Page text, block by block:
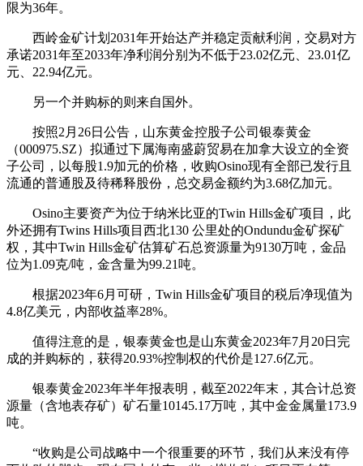
限为36年。
西岭金矿计划2031年开始达产并稳定贡献利润，交易对方
承诺2031年至2033年净利润分别为不低于23.02亿元、23.01亿
元、22.94亿元。
另一个并购标的则来自国外。
按照2月26日公告，山东黄金控股子公司银泰黄金
（000975.SZ）拟通过下属海南盛蔚贸易在加拿大设立的全资
子公司，以每股1.9加元的价格，收购Osino现有全部已发行且
流通的普通股及待稀释股份，总交易金额约为3.68亿加元。
Osino主要资产为位于纳米比亚的Twin Hills金矿项目，此
外还拥有Twins Hills项目西北130 公里处的Ondundu金矿探矿
权，其中Twin Hills金矿估算矿石总资源量为9130万吨，金品
位为1.09克/吨，金含量为99.21吨。
根据2023年6月可研，Twin Hills金矿项目的税后净现值为
4.8亿美元，内部收益率28%。
值得注意的是，银泰黄金也是山东黄金2023年7月20日完
成的并购标的，获得20.93%控制权的代价是127.6亿元。
银泰黄金2023年半年报表明，截至2022年末，其合计总资
源量（含地表存矿）矿石量10145.17万吨，其中金金属量173.9
吨。
“收购是公司战略中一个很重要的环节，我们从来没有停